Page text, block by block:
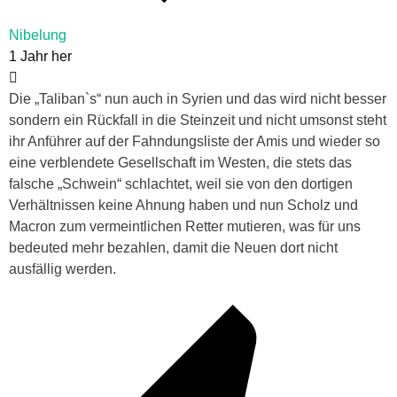
Nibelung
1 Jahr her
Die „Taliban`s“ nun auch in Syrien und das wird nicht besser
sondern ein Rückfall in die Steinzeit und nicht umsonst steht
ihr Anführer auf der Fahndungsliste der Amis und wieder so
eine verblendete Gesellschaft im Westen, die stets das
falsche „Schwein“ schlachtet, weil sie von den dortigen
Verhältnissen keine Ahnung haben und nun Scholz und
Macron zum vermeintlichen Retter mutieren, was für uns
bedeuted mehr bezahlen, damit die Neuen dort nicht
ausfällig werden.